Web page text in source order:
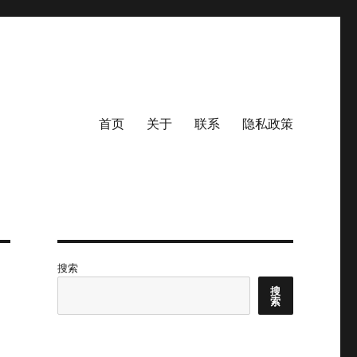
首页 关于 联系 隐私政策
搜索
搜
索